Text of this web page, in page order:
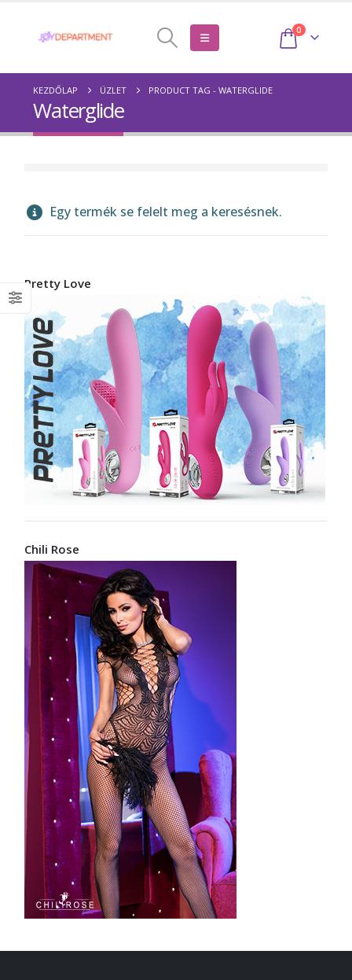
0
KEZDŐLAP ÜZLET PRODUCT TAG -WATERGLIDE
Waterglide
Egy termék se felelt meg a keresésnek.
Pretty Love
Chili Rose